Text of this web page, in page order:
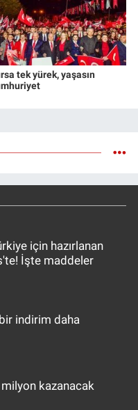
tek yürek, yaşasın
için hazırlanan
İşte maddeler
indirim daha
kazanacak